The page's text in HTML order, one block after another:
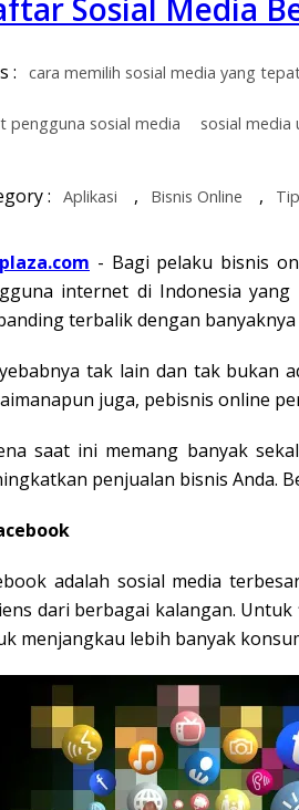
Sosial Media
: cara memilih sosial media yang
pengguna sosial media sosial media
: Aplikasi , Bisnis Online ,
- Bagi pelaku bisnis
internet di Indonesia
terbalik dengan
tak lain dan tak bukan
juga, pebisnis online
saat ini memang banyak
penjualan bisnis Anda.
adalah sosial media
dari berbagai kalangan.
menjangkau lebih banyak